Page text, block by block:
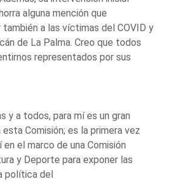
alguna mención que
también a las víctimas del COVID y
de La Palma. Creo que todos
representados por sus
y a todos, para mí es un gran
Comisión; es la primera vez
el marco de una Comisión
y Deporte para exponer las
política del